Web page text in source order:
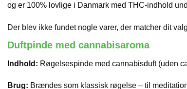
og er 100% lovlige i Danmark med THC-indhold
Der blev ikke fundet nogle varer, der matcher dit
Duftpinde med cannabisaroma
Indhold: Røgelsespinde med cannabisduft (uden
Brug: Brændes som klassisk røgelse – til